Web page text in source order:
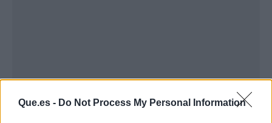
Que.es - Do Not Process My Personal Information